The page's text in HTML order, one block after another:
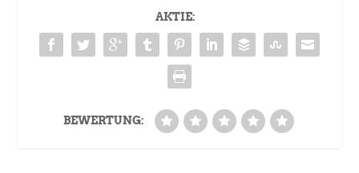
AKTIE:
BEWERTUNG: